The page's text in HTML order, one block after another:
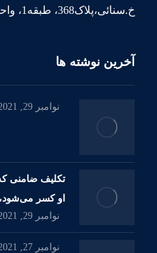
خ.سنائی،پلاک368، طبقه1، واحد5
آخرین نوشته ها
نوامبر 29, 2021
تکلیف ضامنی
او کسر
نوامبر 29, 2021
نوامبر 27, 2021